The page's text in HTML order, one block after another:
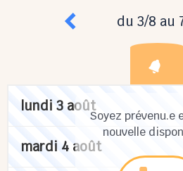
du 3/8 au
Soyez prévenu.e
nouvelle
lundi 3 août
mardi 4 août